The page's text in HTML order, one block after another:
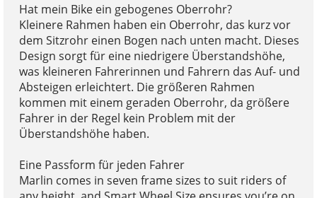
Hat mein Bike ein gebogenes Oberrohr?
Kleinere Rahmen haben ein Oberrohr, das kurz vor
dem Sitzrohr einen Bogen nach unten macht. Dieses
Design sorgt für eine niedrigere Überstandshöhe,
was kleineren Fahrerinnen und Fahrern das Auf- und
Absteigen erleichtert. Die größeren Rahmen
kommen mit einem geraden Oberrohr, da größere
Fahrer in der Regel kein Problem mit der
Überstandshöhe haben.
Eine Passform für jeden Fahrer
Marlin comes in seven frame sizes to suit riders of